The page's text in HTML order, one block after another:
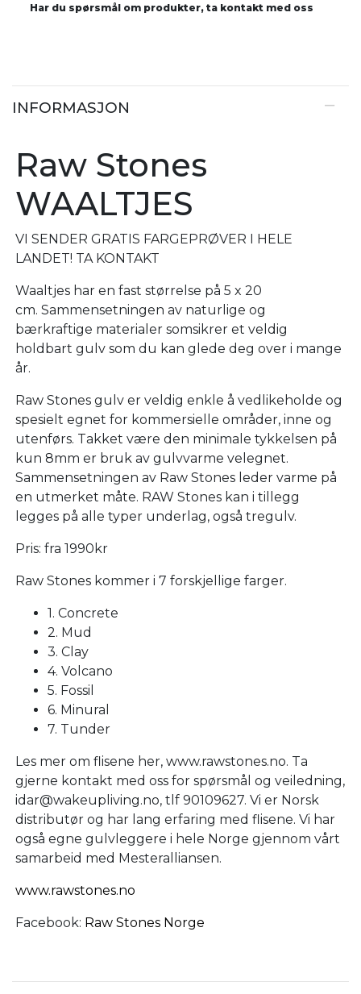
Har du spørsmål om produkter, ta kontakt med oss
INFORMASJON
Raw Stones
WAALTJES
VI SENDER GRATIS FARGEPRØVER I HELE
LANDET! TA KONTAKT
Waaltjes har en fast størrelse på 5 x 20
cm. Sammensetningen av naturlige og
bærkraftige materialer somsikrer et veldig
holdbart gulv som du kan glede deg over i mange
år.
Raw Stones gulv er veldig enkle å vedlikeholde og
spesielt egnet for kommersielle områder, inne og
utenførs. Takket være den minimale tykkelsen på
kun 8mm er bruk av gulvvarme velegnet.
Sammensetningen av Raw Stones leder varme på
en utmerket måte. RAW Stones kan i tillegg
legges på alle typer underlag, også tregulv.
Pris: fra 1990kr
Raw Stones kommer i 7 forskjellige farger.
1. Concrete
2. Mud
3. Clay
4. Volcano
5. Fossil
6. Minural
7. Tunder
Les mer om flisene her, www.rawstones.no. Ta
gjerne kontakt med oss for spørsmål og veiledning,
idar@wakeupliving.no, tlf 90109627. Vi er Norsk
distributør og har lang erfaring med flisene. Vi har
også egne gulvleggere i hele Norge gjennom vårt
samarbeid med Mesteralliansen.
www.rawstones.no
Facebook: Raw Stones Norge